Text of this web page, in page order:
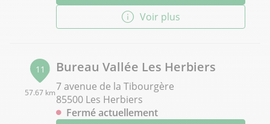
Voir plus
11
57.67 km
Bureau Vallée Les Herbiers
7 avenue de la Tibourgère
85500 Les Herbiers
Fermé actuellement